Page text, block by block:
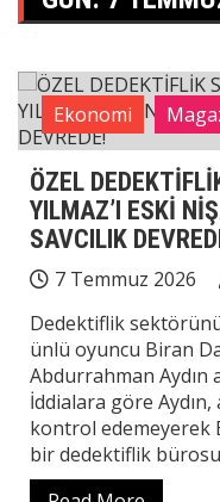
Ekonomi
ÖZEL
YILMAZ’I ESKİ
SAVCILIK
7 Temmuz 2026
Dedektiflik
ünlü oyuncu Biran
Abdurrahman Aydın
İddialara göre Aydın,
kontrol edemeyerek
bir dedektiflik bürosu